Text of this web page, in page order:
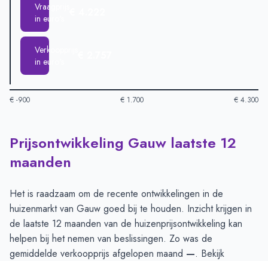
Vraagprijs
in euro's
Verkoopprijs
in euro's
€ -900 € 1.700 € 4.300
Huizenprijzen in Gauw per m2-Afgelopen 3 maanden (per
Vraagprijs in euro's
Verkoopprijs in euro's
€ 2.757
Prijsontwikkeling Gauw laatste 12
maanden
Het is raadzaam om de recente ontwikkelingen in de
huizenmarkt van Gauw goed bij te houden. Inzicht krijgen in
de laatste 12 maanden van de huizenprijsontwikkeling kan
helpen bij het nemen van beslissingen. Zo was de
gemiddelde verkoopprijs afgelopen maand —. Bekijk